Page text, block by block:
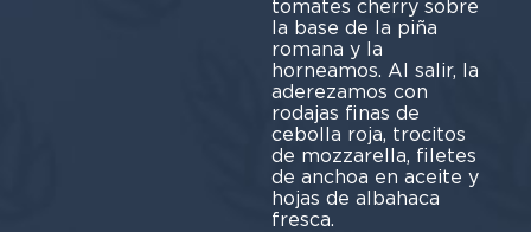
tomates cherry sobre
la base de la piña
romana y la
horneamos. Al salir, la
aderezamos con
rodajas finas de
cebolla roja, trocitos
de mozzarella, filetes
de anchoa en aceite y
hojas de albahaca
fresca.